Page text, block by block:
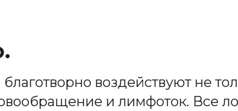
воздействуют не
и лимфоток. Все